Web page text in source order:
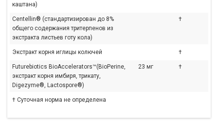
каштана)
Centellin® (стандартизирован до 8%
общего содержания тритерпенов из
экстракта листьев готу кола)
†
Экстракт корня иглицы колючей †
Futurebiotics BioAccelerators™(BioPerine,
экстракт корня имбиря, трикату,
Digezyme®, Lactospore®)
23 мг †
† Суточная норма не определена